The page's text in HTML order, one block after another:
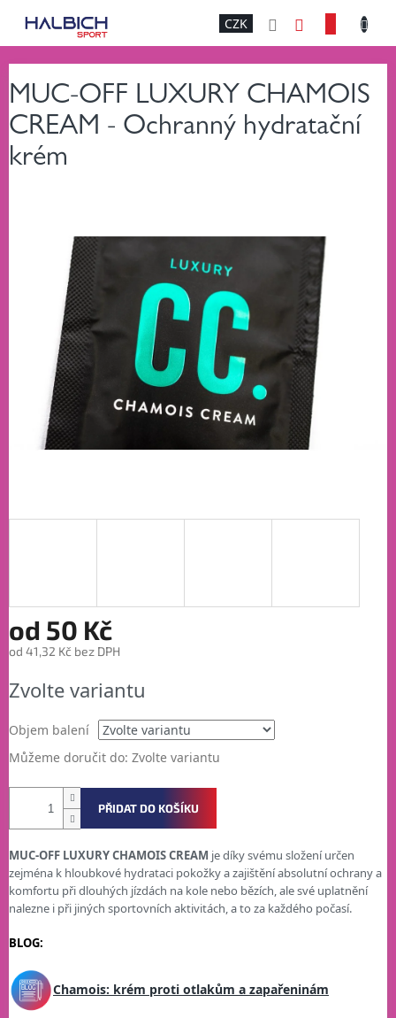
CZK
KOŠÍK
MUC-OFF LUXURY CHAMOIS
CREAM - Ochranný hydratační
krém
od 50 Kč
od 41,32 Kč bez DPH
cena:
Zvolte variantu
Objem balení
Můžeme doručit do: Zvolte variantu
PŘIDAT DO KOŠÍKU
MUC-OFF LUXURY CHAMOIS CREAM je díky svému složení určen
zejména k hloubkové hydrataci pokožky a zajištění absolutní ochrany a
komfortu při dlouhých jízdách na kole nebo bězích, ale své uplatnění
nalezne i při jiných sportovních aktivitách, a to za každého počasí.
BLOG:
Chamois: krém proti otlakům a zapařeninám